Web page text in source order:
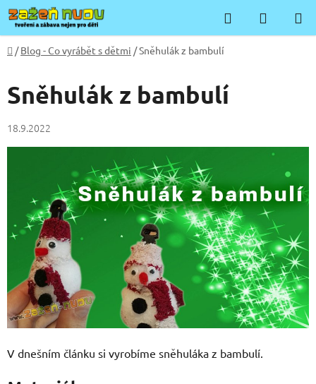
Přejít
na
obsah
Hledat
KOŠÍK
Domů
/ Blog - Co vyrábět s dětmi /Sněhulák z bambulí
Sněhulák z bambulí
18.9.2022
V dnešním článku si vyrobíme sněhuláka z bambulí.